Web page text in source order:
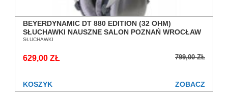
BEYERDYNAMIC DT 880 EDITION (32 OHM)
SŁUCHAWKI NAUSZNE SALON POZNAŃ WROCŁAW
SŁUCHAWKI
799,00 ZŁ
629,00 ZŁ
KOSZYK ZOBACZ